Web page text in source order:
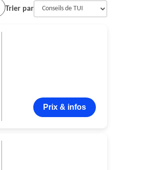
Trier par
Prix & infos